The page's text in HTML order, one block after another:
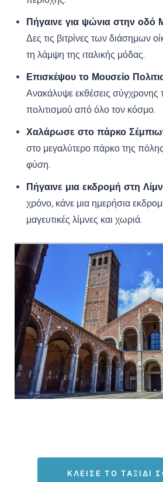
Πήγαινε για ψώνια στην οδό
Δες τις βιτρίνες των διάσημων
τη λάμψη της ιταλικής μόδας.
Επισκέψου το Μουσείο
Ανακάλυψε εκθέσεις σύγχρονης
πολιτισμού από όλο τον κόσμο.
Χαλάρωσε στο πάρκο
στο μεγαλύτερο πάρκο της
φύση.
Πήγαινε μια εκδρομή στη
χρόνο, κάνε μια ημερήσια
μαγευτικές λίμνες και χωριά.
ΚΛΕΙΣΕ ΤΟ ΤΑΞΙΔΙ